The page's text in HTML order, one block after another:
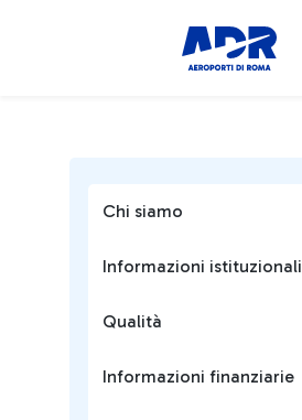
Chi siamo
Informazioni istituzionali
Qualità
Informazioni finanziarie